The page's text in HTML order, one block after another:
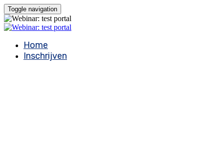
Toggle navigation
Home
Inschrijven